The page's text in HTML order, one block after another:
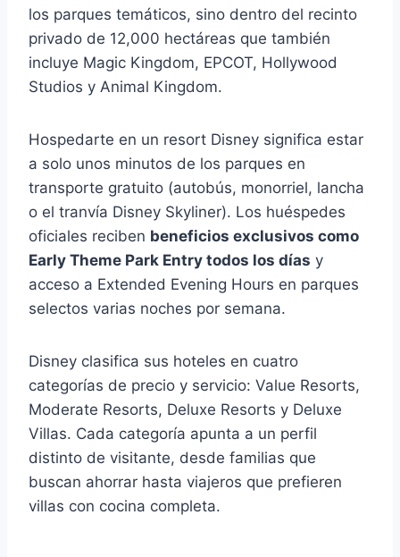
los parques temáticos, sino dentro del recinto
privado de 12,000 hectáreas que también
incluye Magic Kingdom, EPCOT, Hollywood
Studios y Animal Kingdom.
Hospedarte en un resort Disney significa estar
a solo unos minutos de los parques en
transporte gratuito (autobús, monorriel, lancha
o el tranvía Disney Skyliner). Los huéspedes
oficiales reciben beneficios exclusivos como
Early Theme Park Entry todos los días y
acceso a Extended Evening Hours en parques
selectos varias noches por semana.
Disney clasifica sus hoteles en cuatro
categorías de precio y servicio: Value Resorts,
Moderate Resorts, Deluxe Resorts y Deluxe
Villas. Cada categoría apunta a un perfil
distinto de visitante, desde familias que
buscan ahorrar hasta viajeros que prefieren
villas con cocina completa.